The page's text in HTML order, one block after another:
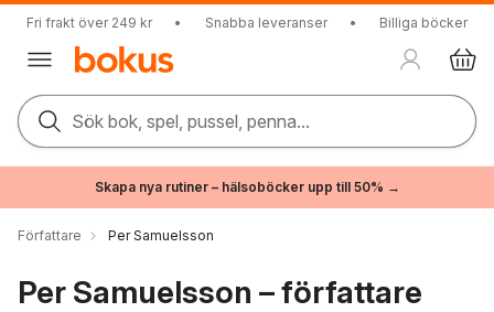
Fri frakt över 249 kr • Snabba leveranser • Billiga böcker
Sök bok, spel, pussel, penna...
Skapa nya rutiner – hälsoböcker upp till 50% →
Författare Per Samuelsson
Per Samuelsson – författare